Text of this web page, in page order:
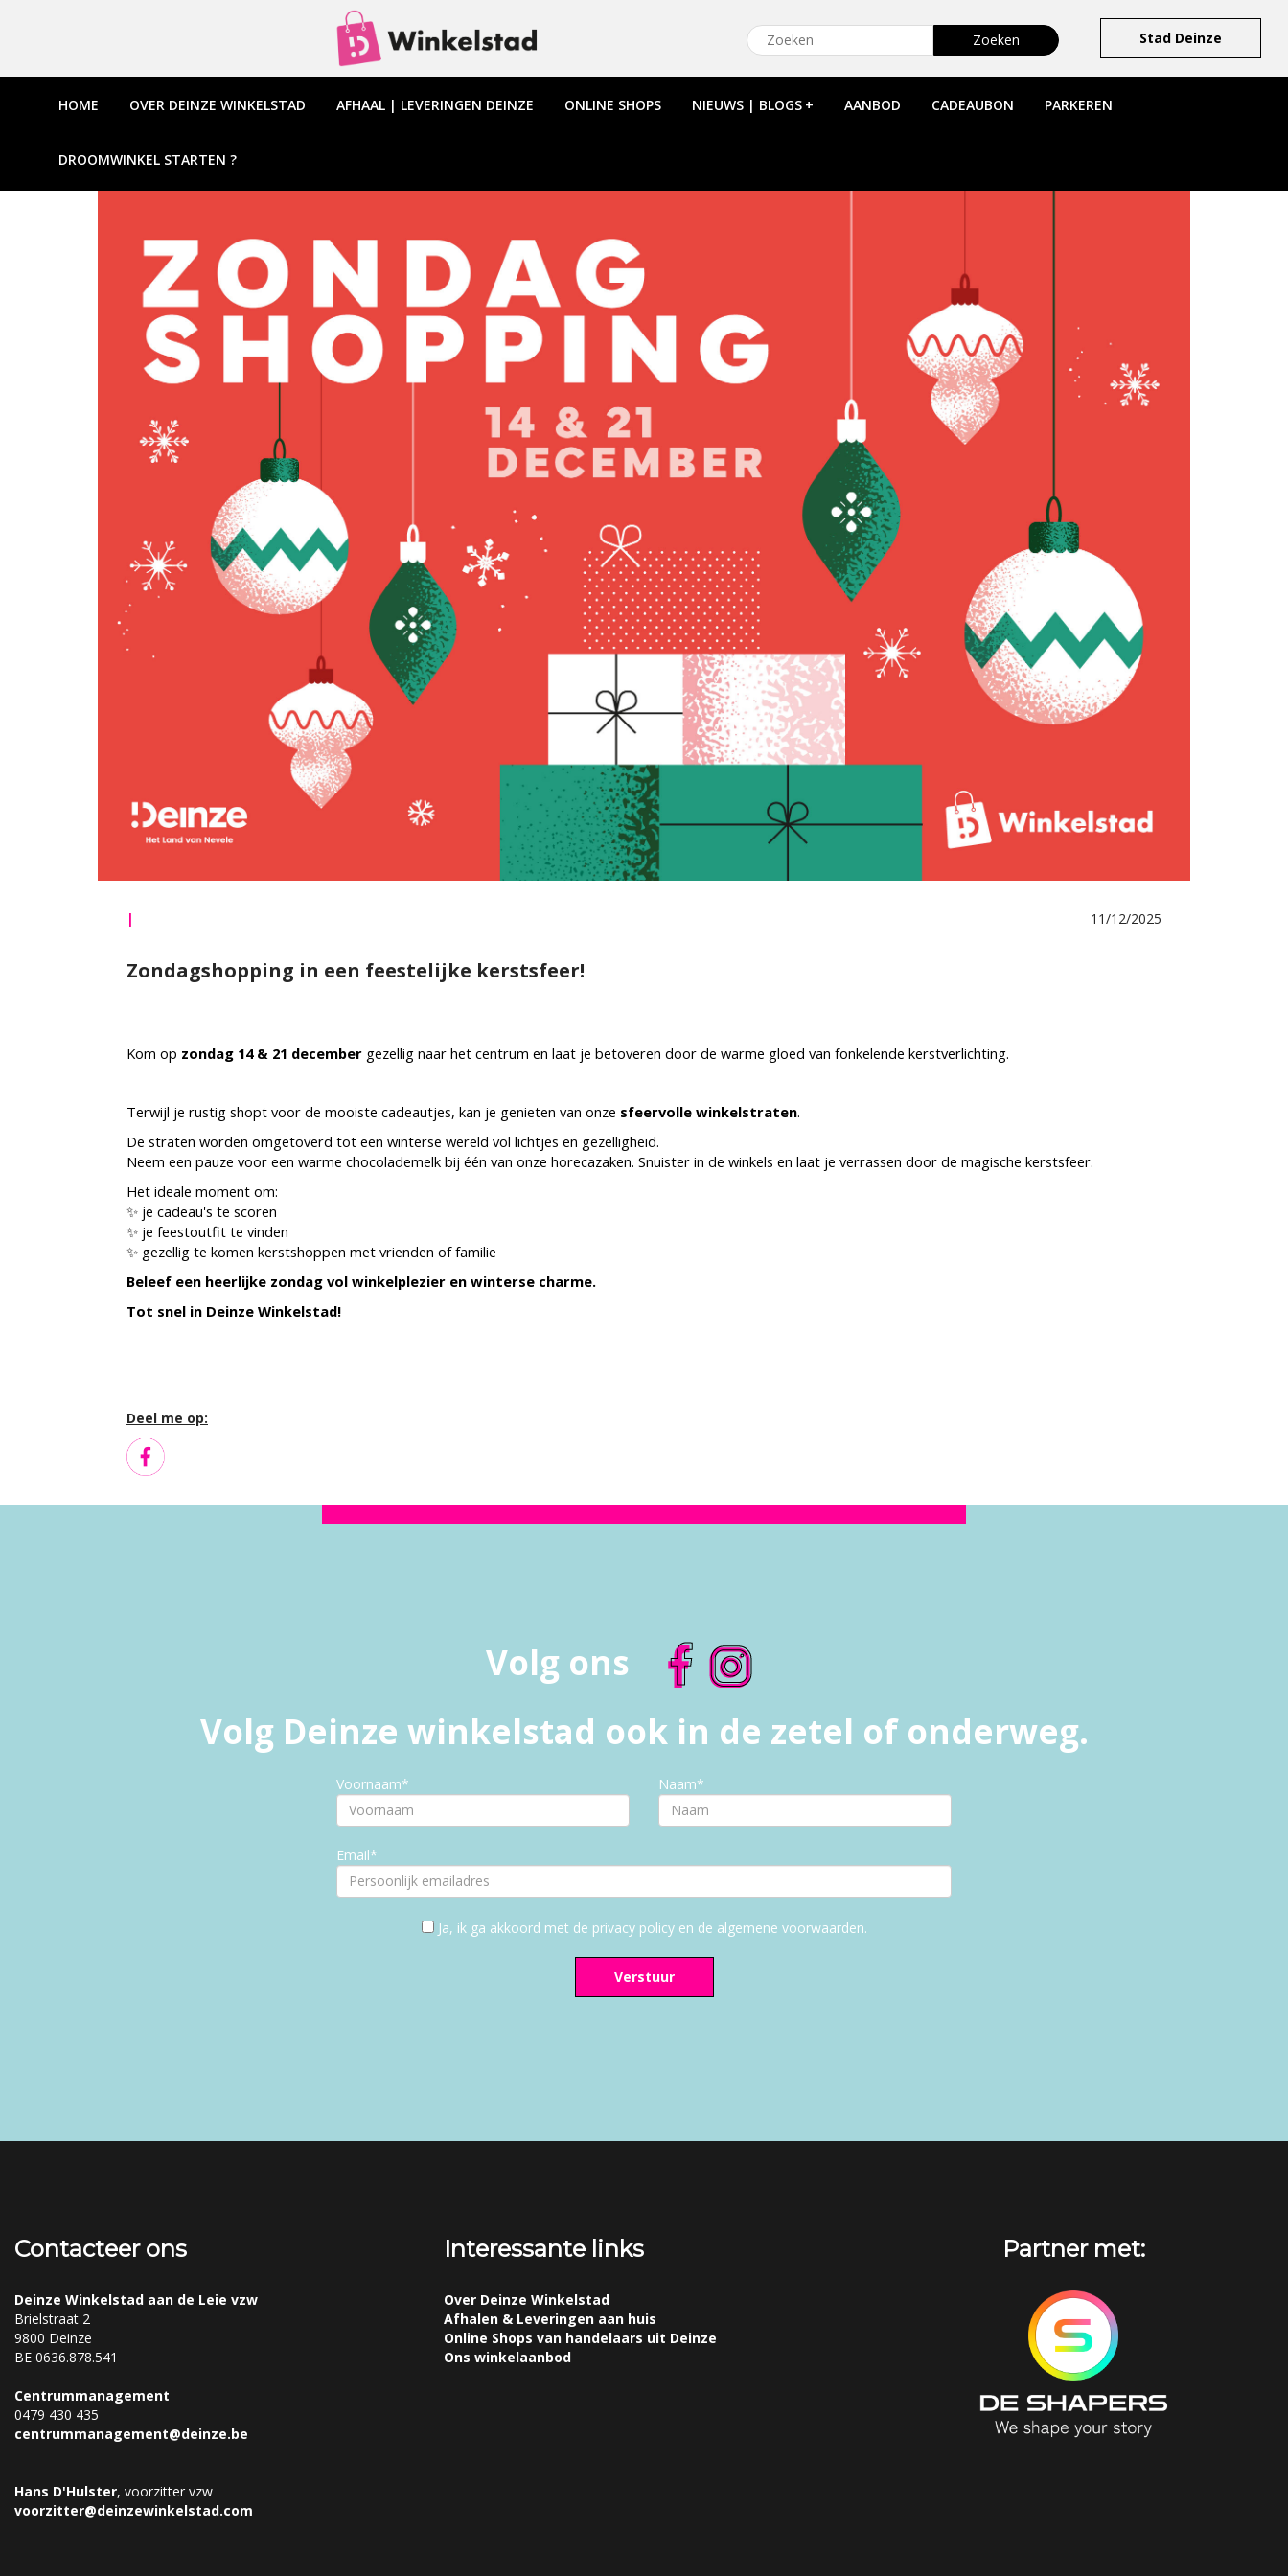
Stad Deinze
HOME OVER DEINZE WINKELSTAD AFHAAL | LEVERINGEN DEINZE ONLINE SHOPS NIEUWS | BLOGS + AANBOD CADEAUBON PARKEREN
DROOMWINKEL STARTEN ?
| 11/12/2025
Zondagshopping in een feestelijke kerstsfeer!
Kom op zondag 14 & 21 december gezellig naar het centrum en laat je betoveren door de warme gloed van fonkelende kerstverlichting.
Terwijl je rustig shopt voor de mooiste cadeautjes, kan je genieten van onze sfeervolle winkelstraten.
De straten worden omgetoverd tot een winterse wereld vol lichtjes en gezelligheid.
Neem een pauze voor een warme chocolademelk bij één van onze horecazaken. Snuister in de winkels en laat je verrassen door de magische kerstsfeer.
Het ideale moment om:
✨ je cadeau's te scoren
✨ je feestoutfit te vinden
✨ gezellig te komen kerstshoppen met vrienden of familie
Beleef een heerlijke zondag vol winkelplezier en winterse charme.
Tot snel in Deinze Winkelstad!
Deel me op:
Volg ons
Volg Deinze winkelstad ook in de zetel of onderweg.
Voornaam* Naam*
Email*
Ja, ik ga akkoord met de privacy policy en de algemene voorwaarden.
Verstuur
Contacteer ons
Deinze Winkelstad aan de Leie vzw
Brielstraat 2
9800 Deinze
BE 0636.878.541
Centrummanagement
0479 430 435
centrummanagement@deinze.be
Hans D'Hulster, voorzitter vzw
voorzitter@deinzewinkelstad.com
Interessante links
Over Deinze Winkelstad
Afhalen & Leveringen aan huis
Online Shops van handelaars uit Deinze
Ons winkelaanbod
Partner met: